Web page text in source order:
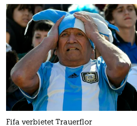
Fifa verbietet Trauerflor